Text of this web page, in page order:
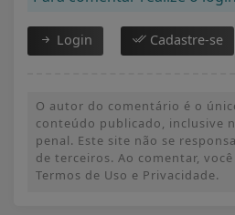
Login Cadastre-se
O autor do comentário é o
conteúdo publicado, inclusive
penal. Este site não se
de terceiros. Ao comentar,
Termos de Uso e Privacidade.